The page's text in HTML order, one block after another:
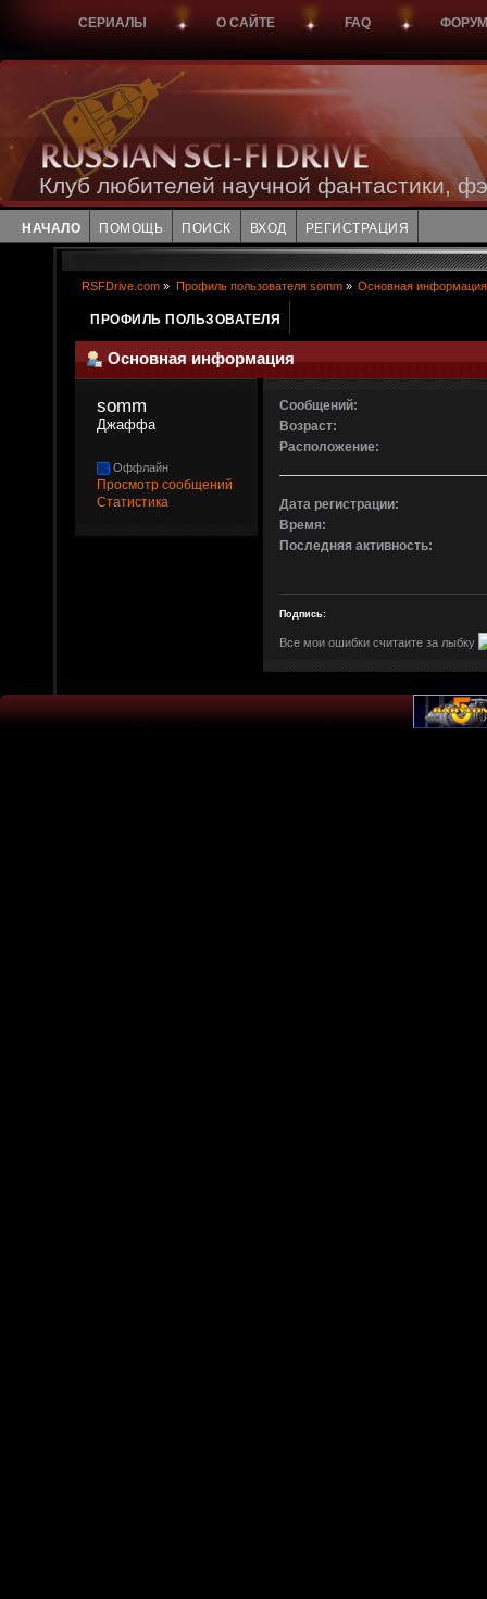
СЕРИАЛЫ О САЙТЕ FAQ ФОРУМ
Клуб любителей научной фантастики,
НАЧАЛО ПОМОЩЬ ПОИСК ВХОД РЕГИСТРАЦИЯ
RSFDrive.com » Профиль пользователя somm» Основная информация
ПРОФИЛЬ ПОЛЬЗОВАТЕЛЯ
Основная информация
somm
Джаффа
Оффлайн
Просмотр сообщений
Статистика
Сообщений:
Возраст:
Расположение:
Дата регистрации:
Время:
Последняя активность:
Подпись:
Все мои ошибки считаите за лыбку